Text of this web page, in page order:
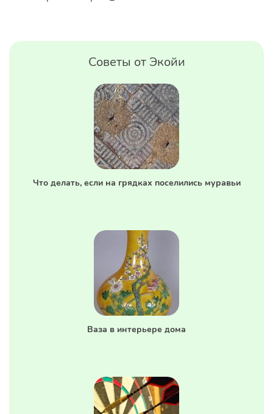
Советы от Экойи
Что делать, если на грядках поселились муравьи
Ваза в интерьере дома